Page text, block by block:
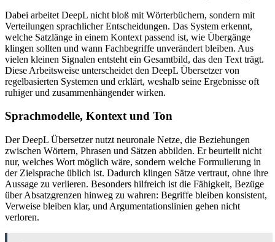
Dabei arbeitet DeepL nicht bloß mit Wörterbüchern, sondern mit
Verteilungen sprachlicher Entscheidungen. Das System erkennt,
welche Satzlänge in einem Kontext passend ist, wie Übergänge
klingen sollten und wann Fachbegriffe unverändert bleiben. Aus
vielen kleinen Signalen entsteht ein Gesamtbild, das den Text trägt.
Diese Arbeitsweise unterscheidet den DeepL Übersetzer von
regelbasierten Systemen und erklärt, weshalb seine Ergebnisse oft
ruhiger und zusammenhängender wirken.
Sprachmodelle, Kontext und Ton
Der DeepL Übersetzer nutzt neuronale Netze, die Beziehungen
zwischen Wörtern, Phrasen und Sätzen abbilden. Er beurteilt nicht
nur, welches Wort möglich wäre, sondern welche Formulierung in
der Zielsprache üblich ist. Dadurch klingen Sätze vertraut, ohne ihre
Aussage zu verlieren. Besonders hilfreich ist die Fähigkeit, Bezüge
über Absatzgrenzen hinweg zu wahren: Begriffe bleiben konsistent,
Verweise bleiben klar, und Argumentationslinien gehen nicht
verloren.